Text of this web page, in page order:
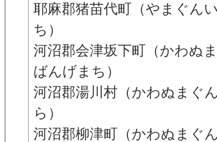
耶麻郡猪苗代町（やまぐん
ち）
河沼郡会津坂下町（かわぬ
ばんげまち）
河沼郡湯川村（かわぬまぐ
ら）
河沼郡柳津町（かわぬまぐ